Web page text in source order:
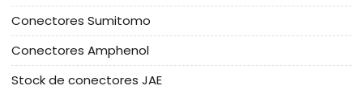
Conectores Sumitomo
Conectores Amphenol
Stock de conectores JAE